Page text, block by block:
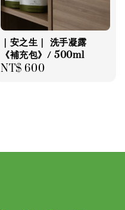
｜安之生｜ 洗手凝露
《補充包》/ 500ml
Regular
NT$ 600